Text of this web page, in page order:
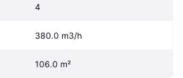
4
380.0 m3/h
106.0 m²